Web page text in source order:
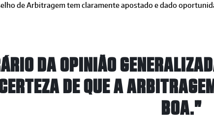
de Arbitragem tem claramente apostado e dado
DA OPINIÃO
DE QUE A
BOA."